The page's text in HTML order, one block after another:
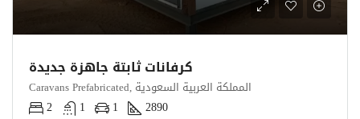
كرفانات ثابتة جاهزة جديدة
Caravans Prefabricated, المملكة العربية السعودية
2 1 1 2890